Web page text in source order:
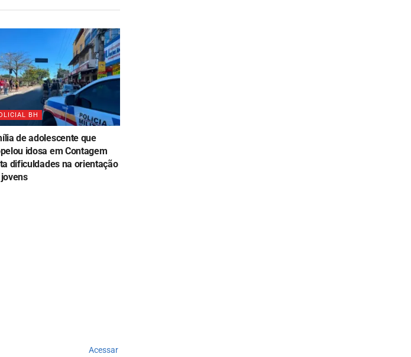
BH
de adolescente que
idosa em Contagem
dificuldades na orientação
Acessar